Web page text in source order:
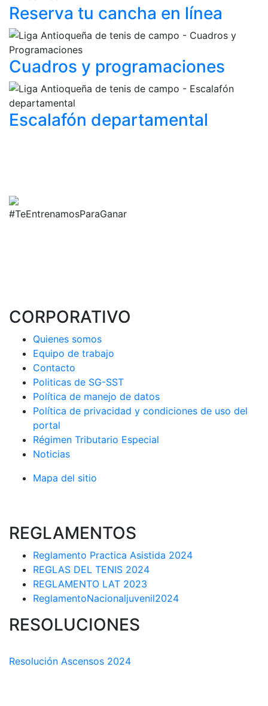
Reserva tu cancha en línea
Cuadros y programaciones
Escalafón departamental
#TeEntrenamosParaGanar
CORPORATIVO
Quienes somos
Equipo de trabajo
Contacto
Politicas de SG-SST
Política de manejo de datos
Política de privacidad y condiciones de uso del
portal
Régimen Tributario Especial
Noticias
Mapa del sitio
REGLAMENTOS
Reglamento Practica Asistida 2024
REGLAS DEL TENIS 2024
REGLAMENTO LAT 2023
ReglamentoNacionaljuvenil2024
RESOLUCIONES
Resolución Ascensos 2024